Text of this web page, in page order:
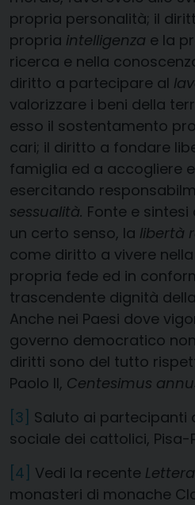
propria personalità; il
propria intelligenza e la
ricerca e nella
diritto a partecipare al
valorizzare i beni della
esso il sostentamento
cari; il diritto a fondare
famiglia ed a accogliere
esercitando
sessualità. Fonte e
un certo senso, la libertà
come diritto a vivere
propria fede ed in
trascendente dignità
Anche nei Paesi dove
governo democratico
diritti sono del tutto
Paolo II, Centesimus
[3] Saluto ai partecipanti
sociale dei cattolici, Pisa-
[4] Vedi la recente
monasteri di monache